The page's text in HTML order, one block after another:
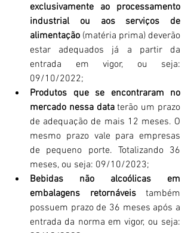
exclusivamente ao processamento
industrial ou aos serviços de
alimentação (matéria prima) deverão
estar adequados já a partir da
entrada em vigor, ou seja:
09/10/2022;
Produtos que se encontraram no
mercado nessa data terão um prazo
de adequação de mais 12 meses. O
mesmo prazo vale para empresas
de pequeno porte. Totalizando 36
meses, ou seja: 09/10/2023;
Bebidas não alcoólicas em
embalagens retornáveis também
possuem prazo de 36 meses após a
entrada da norma em vigor, ou seja: